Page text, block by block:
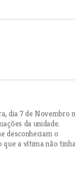
dia 7 de Novembro
da unidade.
desconheciam o
a vítima não